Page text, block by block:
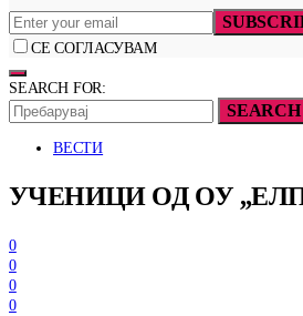
СЕ СОГЛАСУВАМ
SEARCH FOR:
SEARCH
ВЕСТИ
УЧЕНИЦИ ОД ОУ
0
0
0
0